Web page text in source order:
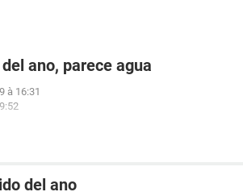
ano, parece agua
à 16:31
del ano